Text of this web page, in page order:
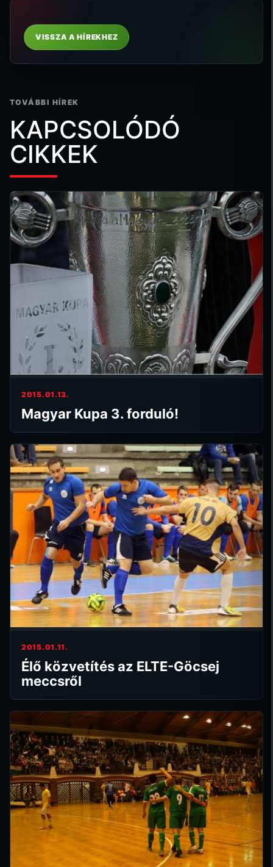
VISSZA A HÍREKHEZ
TOVÁBBI HÍREK
KAPCSOLÓDÓ
CIKKEK
2015.01.13.
Magyar Kupa 3. forduló!
2015.01.11.
Élő közvetítés az ELTE-Göcsej
meccsről